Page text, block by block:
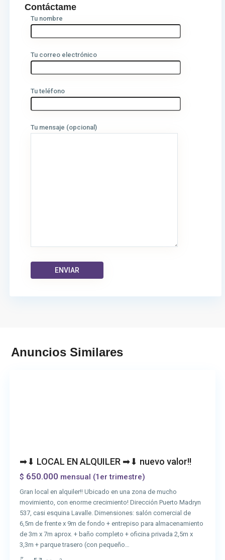
Contáctame
Tu nombre
Tu correo electrónico
Tu teléfono
Tu mensaje (opcional)
Anuncios Similares
San
➡⬇ LOCAL EN ALQUILER ➡⬇ nuevo valor!!
$ 650.000 mensual (1er trimestre)
Gran local en alquiler!! Ubicado en una zona de mucho
movimiento, con enorme crecimiento! Dirección Puerto Madryn
537, casi esquina Lavalle. Dimensiones: salón comercial de
6,5m de frente x 9m de fondo + entrepiso para almacenamiento
de 3m x 7m aprox. + baño completo + oficina privada 2,5m x
3,3m + parque trasero (con pequeño…